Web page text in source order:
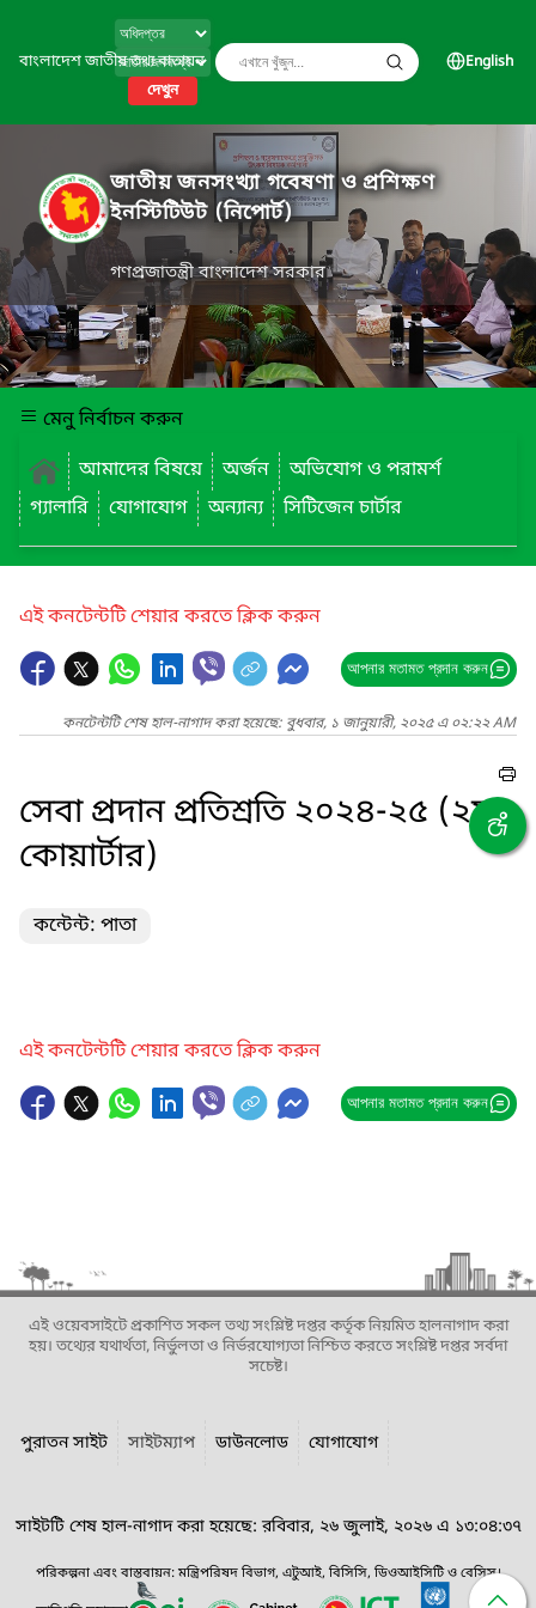
বাংলাদেশ জাতীয় তথ্য বাতায়ন
দেখুন
English
জাতীয় জনসংখ্যা গবেষণা ও প্রশিক্ষণ
ইনস্টিটিউট (নিপোর্ট)
গণপ্রজাতন্ত্রী বাংলাদেশ সরকার
মেনু নির্বাচন করুন
আমাদের বিষয়ে
অর্জন
অভিযোগ ও পরামর্শ
গ্যালারি
যোগাযোগ অন্যান্য সিটিজেন চার্টার
এই কনটেন্টটি শেয়ার করতে ক্লিক করুন
আপনার মতামত প্রদান করুন
কনটেন্টটি শেষ হাল-নাগাদ করা হয়েছে: বুধবার, ১ জানুয়ারী, ২০২৫ এ ০২:২২ AM
সেবা প্রদান প্রতিশ্রতি ২০২৪-২৫ (২য়
কোয়ার্টার)
কন্টেন্ট: পাতা
এই কনটেন্টটি শেয়ার করতে ক্লিক করুন
আপনার মতামত প্রদান করুন
এই ওয়েবসাইটে প্রকাশিত সকল তথ্য সংশ্লিষ্ট দপ্তর কর্তৃক নিয়মিত হালনাগাদ করা
হয়। তথ্যের যথার্থতা, নির্ভুলতা ও নির্ভরযোগ্যতা নিশ্চিত করতে সংশ্লিষ্ট দপ্তর সর্বদা
সচেষ্ট।
পুরাতন সাইট সাইটম্যাপ ডাউনলোড যোগাযোগ
সাইটটি শেষ হাল-নাগাদ করা হয়েছে: রবিবার, ২৬ জুলাই, ২০২৬ এ ১৩:০৪:৩৭
পরিকল্পনা এবং বাস্তবায়ন: মন্ত্রিপরিষদ বিভাগ, এটুআই, বিসিসি, ডিওআইসিটি ও বেসিস।